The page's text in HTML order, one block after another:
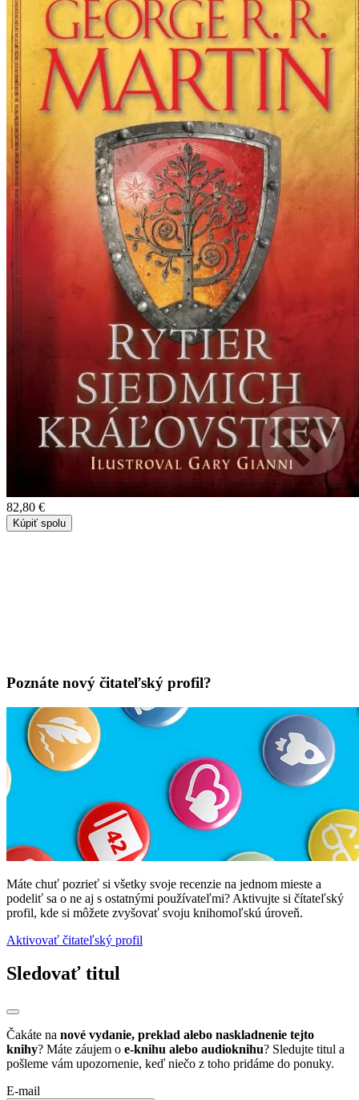
82,80 €
Kúpiť spolu
Poznáte nový čitateľský profil?
Máte chuť pozrieť si všetky svoje recenzie na jednom mieste a
podeliť sa o ne aj s ostatnými používateľmi? Aktivujte si čítateľský
profil, kde si môžete zvyšovať svoju knihomoľskú úroveň.
Aktivovať čitateľský profil
Sledovať titul
Čakáte na nové vydanie, preklad alebo naskladnenie tejto
knihy? Máte záujem o e-knihu alebo audioknihu? Sledujte titul a
pošleme vám upozornenie, keď niečo z toho pridáme do ponuky.
E-mail